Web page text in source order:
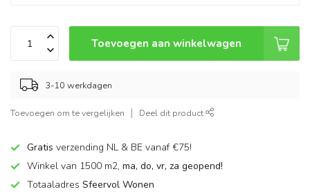
Toevoegen aan winkelwagen
3-10 werkdagen
Toevoegen om te vergelijken Deel dit product
Gratis verzending NL & BE vanaf €75!
Winkel van 1500 m2, ma, do, vr, za geopend!
Totaaladres Sfeervol Wonen